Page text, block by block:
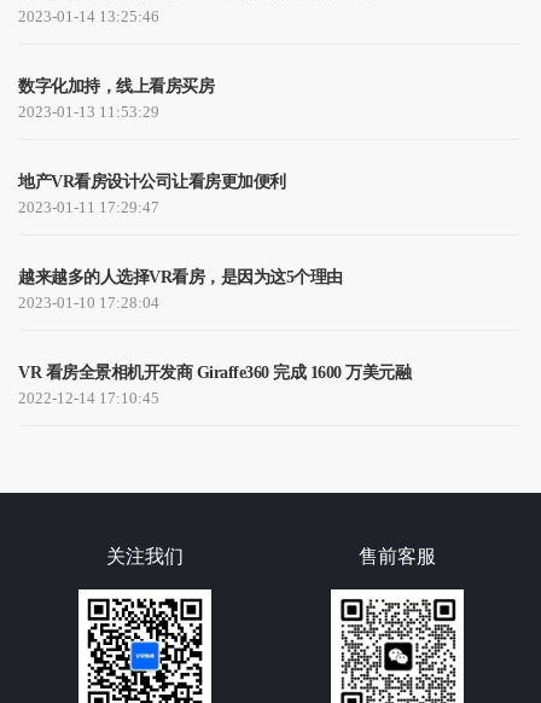
2023-01-14 13:25:46
数字化加持，线上看房买房
2023-01-13 11:53:29
地产VR看房设计公司让看房更加便利
2023-01-11 17:29:47
越来越多的人选择VR看房，是因为这5个理由
2023-01-10 17:28:04
VR 看房全景相机开发商 Giraffe360 完成 1600 万美元融
2022-12-14 17:10:45
关注我们 售前客服